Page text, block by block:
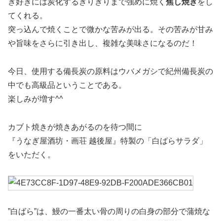
ぎ好きには炭化するぎりぎりまで強めに焼く 焦し焼き をし
てくれる。
突っ込んで焼くことで微かな苦みが出る。その苦みが甘み
や旨味をさらに引き出し、複雑な美味さになるのだ！
今日、使用する備長炭の原料はウバメガシで紀州備長炭の
中でも高級品ということである。
楽しみが増す^^
カブト焼きが焼きあがるのを待つ間に
『うなぎ屋酒坊・画荘 越後屋』特製の「白ばらサラダ」
をいただく。
”白ばら”は、鰻の一番太い骨の周りの白身の部分で蒲焼な